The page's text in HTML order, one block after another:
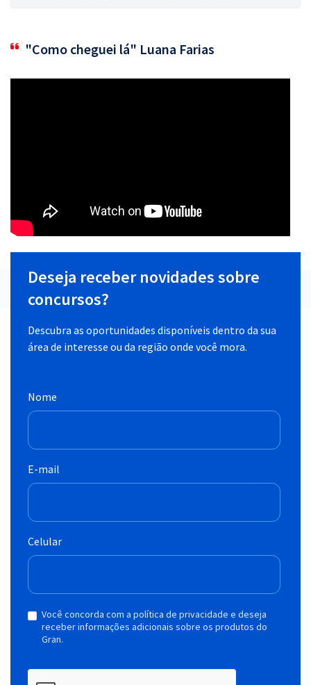
"Como cheguei lá" Luana Farias
Deseja receber novidades sobre
concursos?
Descubra as oportunidades disponíveis dentro da sua
área de interesse ou da região onde você mora.
Nome
E-mail
Celular
Você concorda com a política de privacidade e deseja
receber informações adicionais sobre os produtos do
Gran.